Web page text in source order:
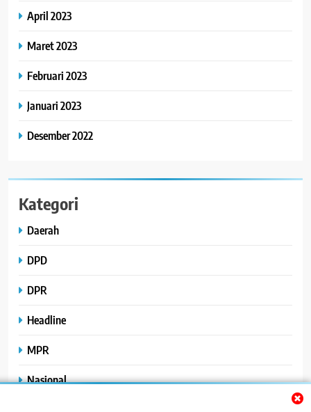
April 2023
Maret 2023
Februari 2023
Januari 2023
Desember 2022
Kategori
Daerah
DPD
DPR
Headline
MPR
Nasional